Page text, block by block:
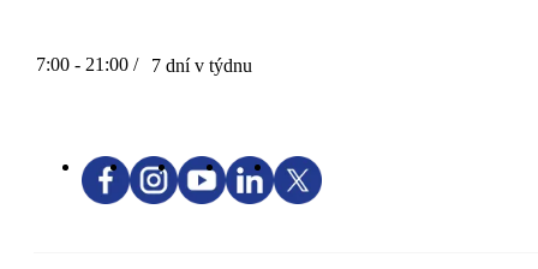
7:00 - 21:00 / 7 dní v týdnu